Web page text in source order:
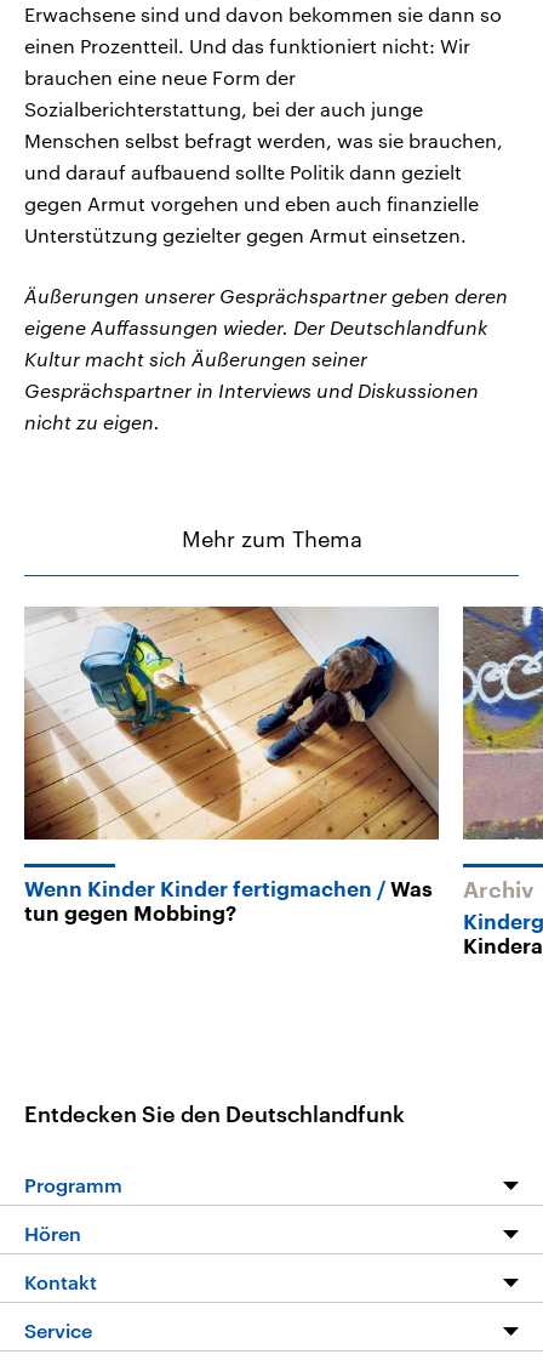
Erwachsene sind und davon bekommen sie dann so
einen Prozentteil. Und das funktioniert nicht: Wir
brauchen eine neue Form der
Sozialberichterstattung, bei der auch junge
Menschen selbst befragt werden, was sie brauchen,
und darauf aufbauend sollte Politik dann gezielt
gegen Armut vorgehen und eben auch finanzielle
Unterstützung gezielter gegen Armut einsetzen.
Äußerungen unserer Gesprächspartner geben deren
eigene Auffassungen wieder. Der Deutschlandfunk
Kultur macht sich Äußerungen seiner
Gesprächspartner in Interviews und Diskussionen
nicht zu eigen.
Mehr zum Thema
Wenn Kinder Kinder fertigmachen
Was
tun gegen Mobbing?
Archiv
Entdecken Sie den Deutschlandfunk
Programm
Die Nachrichten
Nachrichtenleicht
Hören
Livestream
Podcasts
Kontakt
Service